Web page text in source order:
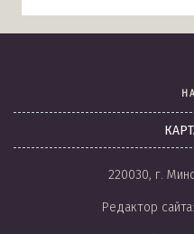
220030, г.
Редактор сайта: